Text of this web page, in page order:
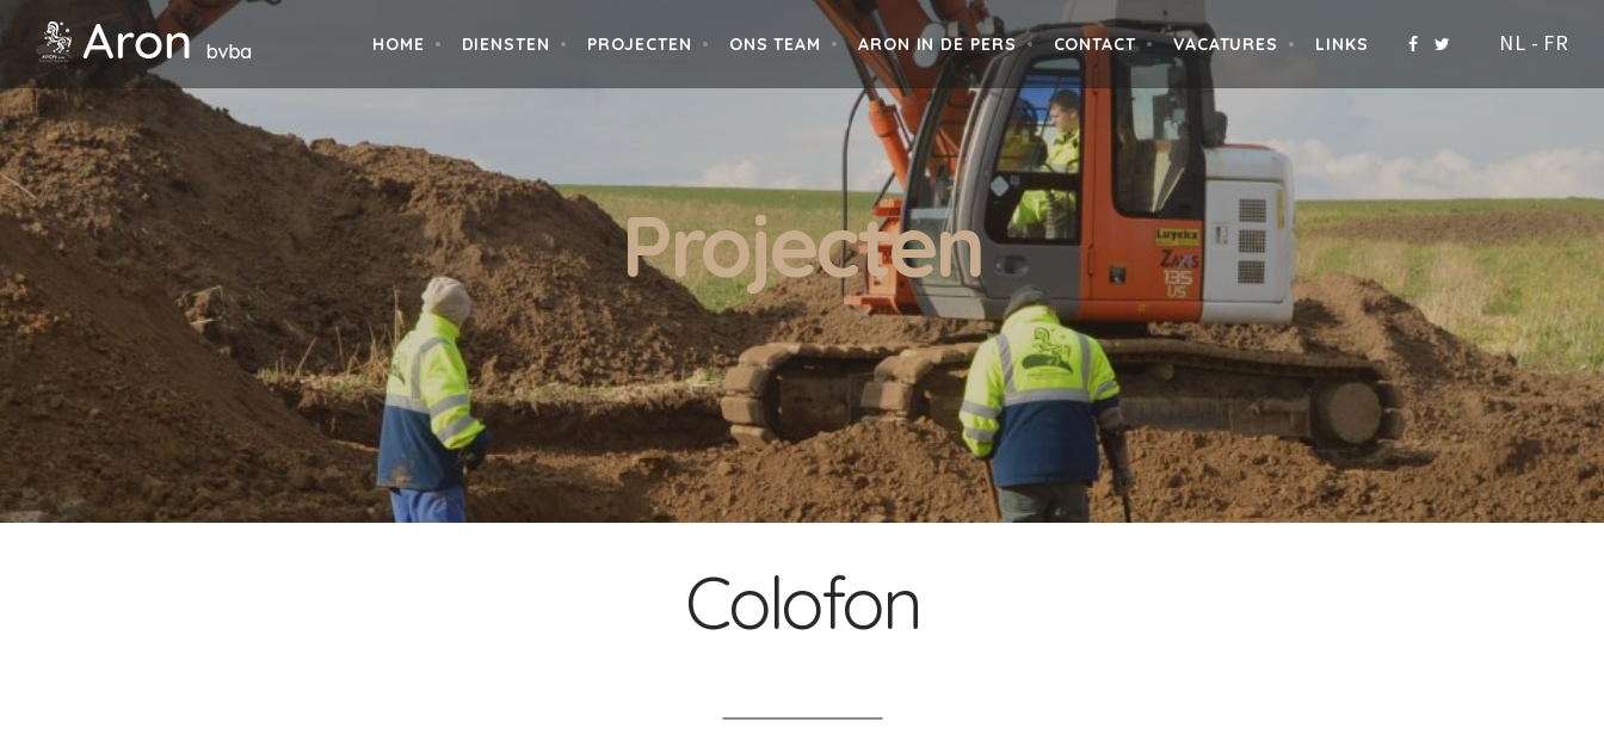
HOME DIENSTEN PROJECTEN ONS TEAM ARON IN DE PERS CONTACT VACATURES LINKS NL - FR
Projecten
Colofon